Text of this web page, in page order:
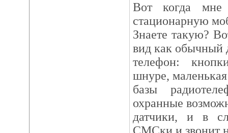
Вот когда
стационарную
Знаете такую?
вид как
телефон:
шнуре,
базы
охранные
датчики, и в